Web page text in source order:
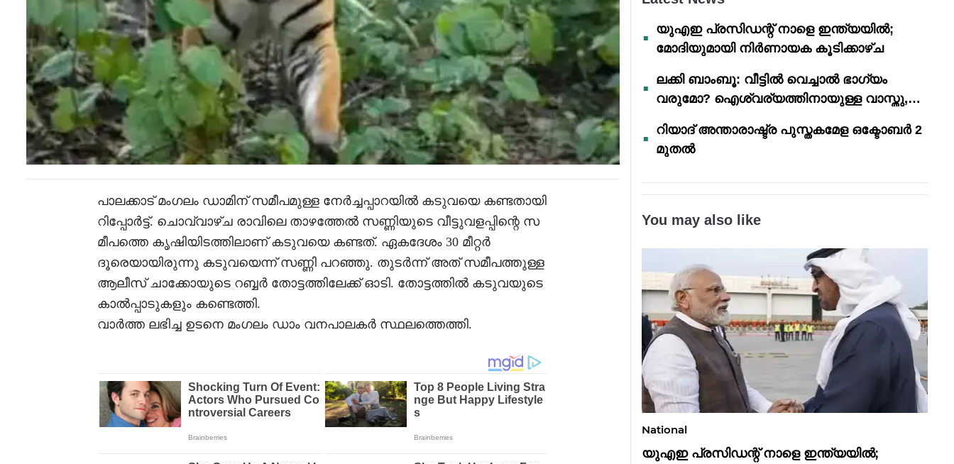
പാലക്കാട് മംഗലം ഡാമിന് സമീപമുള്ള നേർച്ചപ്പാറയിൽ കടുവയെ കണ്ടതായി
റിപ്പോർട്ട്. ചൊവ്വാഴ്ച രാവിലെ താഴത്തേൽ സണ്ണിയുടെ വീട്ടുവളപ്പിന്റെ സ
മീപത്തെ കൃഷിയിടത്തിലാണ് കടുവയെ കണ്ടത്. ഏകദേശം 30 മീറ്റർ
ദൂരെയായിരുന്നു കടുവയെന്ന് സണ്ണി പറഞ്ഞു. തുടർന്ന് അത് സമീപത്തുള്ള
ആലീസ് ചാക്കോയുടെ റബ്ബർ തോട്ടത്തിലേക്ക് ഓടി. തോട്ടത്തിൽ കടുവയുടെ
കാൽപ്പാടുകളും കണ്ടെത്തി.
വാർത്ത ലഭിച്ച ഉടനെ മംഗലം ഡാം വനപാലകർ സ്ഥലത്തെത്തി.
യുഎഇ പ്രസിഡന്റ് നാളെ ഇന്ത്യയിൽ;
മോദിയുമായി നിർണായക കൂടിക്കാഴ്ച
ലക്കി ബാംബൂ: വീട്ടിൽ വെച്ചാൽ ഭാഗ്യം
വരുമോ? ഐശ്വര്യത്തിനായുള്ള വാസ്തു,
റിയാദ് അന്താരാഷ്ട്ര പുസ്തകമേള ഒക്ടോബർ 2
മുതൽ
You may also like
National
യുഎഇ പ്രസിഡന്റ് നാളെ ഇന്ത്യയിൽ;